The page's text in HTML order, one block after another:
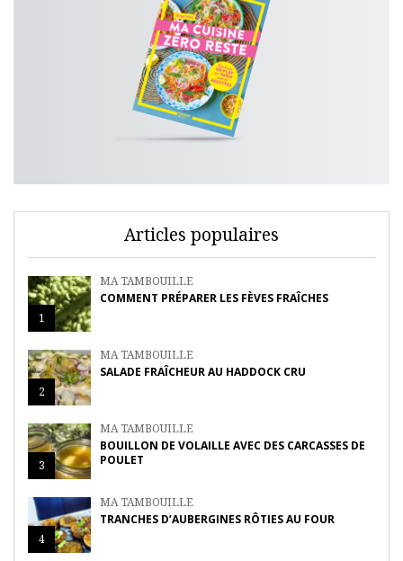
Articles populaires
1
MA TAMBOUILLE
COMMENT PRÉPARER LES FÈVES FRAÎCHES
2
MA TAMBOUILLE
SALADE FRAÎCHEUR AU HADDOCK CRU
3
MA TAMBOUILLE
BOUILLON DE VOLAILLE AVEC DES CARCASSES DE
POULET
4
MA TAMBOUILLE
TRANCHES D’AUBERGINES RÔTIES AU FOUR